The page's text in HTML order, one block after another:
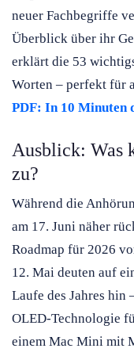
neuer Fachbegriffe
Überblick über ihr
erklärt die 53
Worten – perfekt für
PDF: In 10 Minuten
Ausblick: Was
zu?
Während die
am 17. Juni näher
Roadmap für 2026
12. Mai deuten auf
Laufe des Jahres hin
OLED-Technologie
einem Mac Mini mit